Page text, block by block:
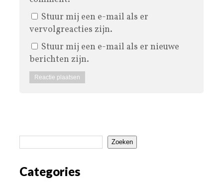
Stuur mij een e-mail als er
vervolgreacties zijn.
Stuur mij een e-mail als er nieuwe
berichten zijn.
Zoeken
Categories